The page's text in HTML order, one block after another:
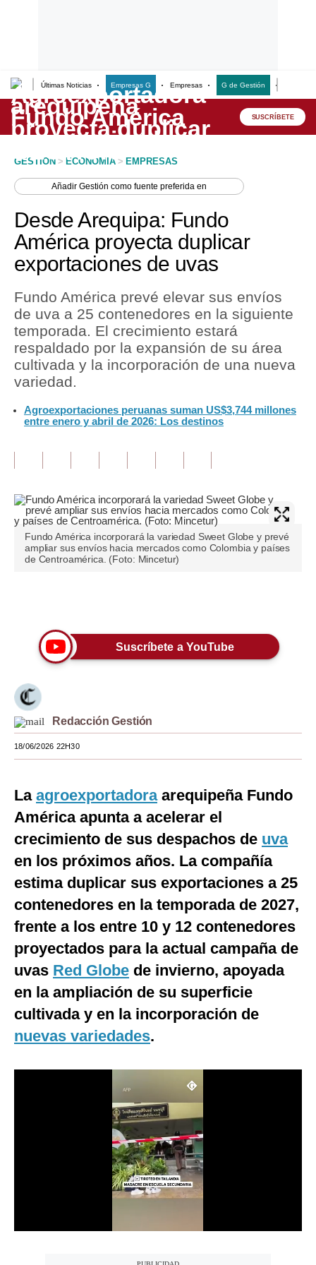
Últimas Noticias Empresas G Empresas G de Gestión
Lo último
Peru Quiosco
Economía
Mercados
Política
Tu Dinero
Finanzas Personales
Plus G
Opinión
Pregunta de hoy
Blogs
Moda
Mundo
España
Internacional
Club del Suscriptor
Mix
G de Gestión
Notas Contratadas
Podcast
Gestión TV
SUSCRÍBETE
GESTION > ECONOMIA > EMPRESAS
AñadirGestión como fuente preferida en
Desde Arequipa: Fundo
América proyecta duplicar
exportaciones de uvas
Fundo América prevé elevar sus envíos
de uva a 25 contenedores en la siguiente
temporada. El crecimiento estará
respaldado por la expansión de su área
cultivada y la incorporación de una nueva
variedad.
Agroexportaciones peruanas suman US$3,744 millones
entre enero y abril de 2026: Los destinos
Fundo América incorporará la variedad Sweet Globe y prevé
ampliar sus envíos hacia mercados como Colombia y países
de Centroamérica. (Foto: Mincetur)
Suscríbete a YouTube
Redacción Gestión
18/06/2026 22H30
La agroexportadoraarequipeña Fundo
América apunta a acelerar el
crecimiento de sus despachos de uva
en los próximos años. La compañía
estima duplicar sus exportaciones a 25
contenedores en la temporada de 2027,
frente a los entre 10 y 12 contenedores
proyectados para la actual campaña de
uvas Red Globe de invierno, apoyada
en la ampliación de su superficie
cultivada y en la incorporación de
nuevas variedades.